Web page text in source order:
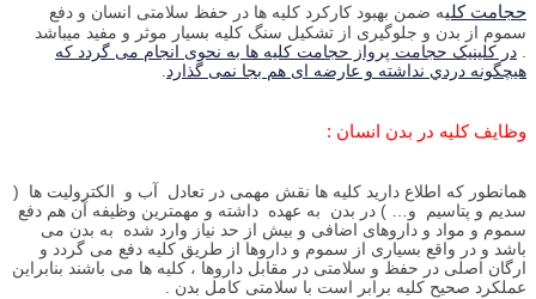
حجامت کلیه ضمن بهبود کارکرد کلیه ها در حفظ سلامتی انسان و دفع
سموم از بدن و جلوگیری از تشکیل سنگ کلیه بسیار موثر و مفید میباشد
. در کلینیک حجامت پرواز حجامت کلیه ها به نحوی انجام می گردد که
هیچگونه دردي نداشته و عارضه ای هم بجا نمی گذارد.
وظایف کلیه در بدن انسان :
همانطور که اطلاع دارید کلیه ها نقش مهمی در تعادل آب و الكتروليت ها (
سدیم و پتاسیم و… ) در بدن به عهده داشته و مهمترین وظیفه آن هم دفع
سموم و مواد و داروهای اضافی و بیش از حد نیاز وارد شده به بدن می
باشد و در واقع بسیاری از سموم و داروها از طریق کلیه دفع می گردد و
ارگان اصلی در حفظ و سلامتی در مقابل داروها ، کلیه ها می باشند بنابراین
عملکرد صحیح کلیه برابر است با سلامتی کامل بدن .